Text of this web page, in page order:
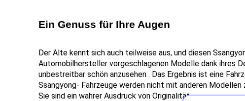
Ein Genuss für Ihre Augen
Der Alte kennt sich auch teilweise aus, und diesen
Automobilhersteller vorgeschlagenen Modelle dank ihres
unbestreitbar schön anzusehen . Das Ergebnis ist eine
Ssangyong- Fahrzeuge werden nicht mit anderen
Sie sind ein wahrer Ausdruck von Originalität.